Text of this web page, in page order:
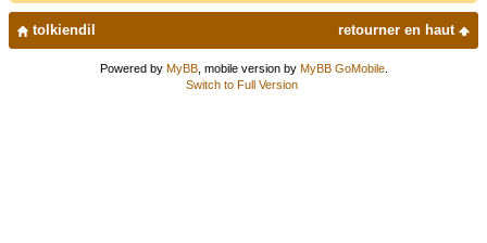
retourner en haut
tolkiendil
Powered by MyBB, mobile version by MyBB GoMobile.
Switch to Full Version